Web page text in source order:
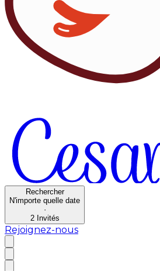
Rechercher
N'importe quelle date
·
2 Invités
Rejoignez-nous